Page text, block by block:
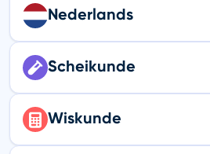
Nederlands
Scheikunde
Wiskunde